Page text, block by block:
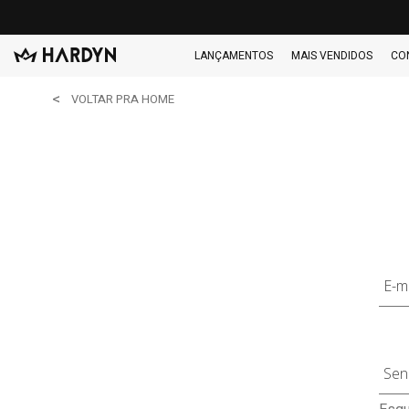
LANÇAMENTOS MAIS VENDIDOS
VOLTAR PRA HOME